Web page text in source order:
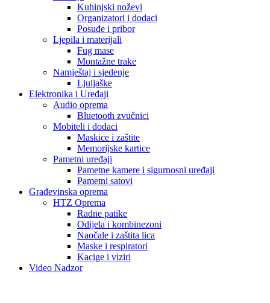
Kuhinjski noževi
Organizatori i dodaci
Posuđe i pribor
Ljepila i materijali
Fug mase
Montažne trake
Namještaj i sjedenje
Ljuljaške
Elektronika i Uređaji
Audio oprema
Bluetooth zvučnici
Mobiteli i dodaci
Maskice i zaštite
Memorijske kartice
Pametni uređaji
Pametne kamere i sigurnosni uređaji
Pametni satovi
Građevinska oprema
HTZ Oprema
Radne patike
Odijela i kombinezoni
Naočale i zaštita lica
Maske i respiratori
Kacige i viziri
Video Nadzor